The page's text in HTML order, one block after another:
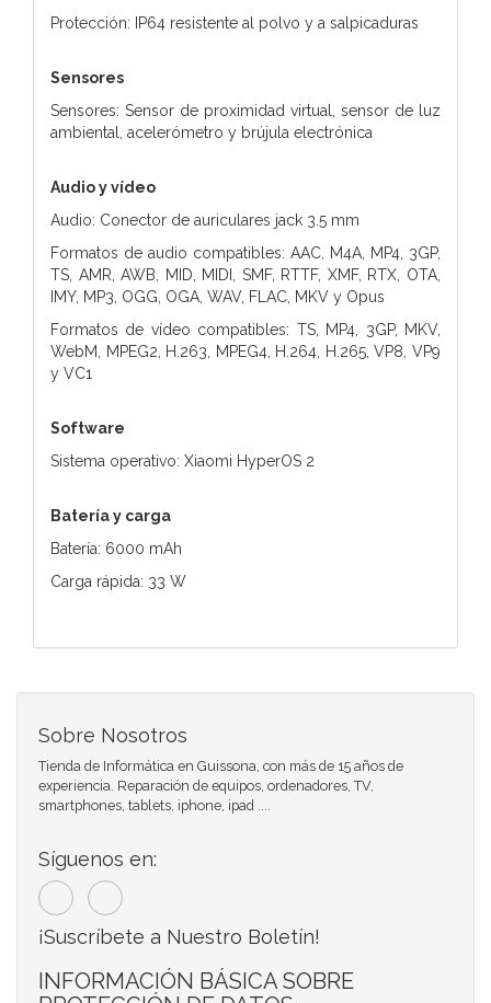
Protección: IP64 resistente al polvo y a salpicaduras
Sensores
Sensores: Sensor de proximidad virtual, sensor de luz
ambiental, acelerómetro y brújula electrónica
Audio y vídeo
Audio: Conector de auriculares jack 3.5 mm
Formatos de audio compatibles: AAC, M4A, MP4, 3GP,
TS, AMR, AWB, MID, MIDI, SMF, RTTF, XMF, RTX, OTA,
IMY, MP3, OGG, OGA, WAV, FLAC, MKV y Opus
Formatos de vídeo compatibles: TS, MP4, 3GP, MKV,
WebM, MPEG2, H.263, MPEG4, H.264, H.265, VP8, VP9
y VC1
Software
Sistema operativo: Xiaomi HyperOS 2
Batería y carga
Batería: 6000 mAh
Carga rápida: 33 W
Sobre Nosotros
Tienda de Informática en Guissona, con más de 15 años de
experiencia. Reparación de equipos, ordenadores, TV,
smartphones, tablets, iphone, ipad ....
Síguenos en:
¡Suscríbete a Nuestro Boletín!
INFORMACIÓN BÁSICA SOBRE